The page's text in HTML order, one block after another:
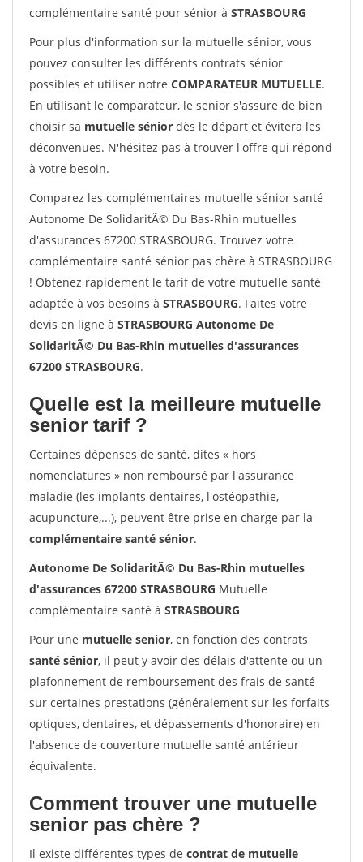
complémentaire santé pour sénior à STRASBOURG
Pour plus d'information sur la mutuelle sénior, vous
pouvez consulter les différents contrats sénior
possibles et utiliser notre COMPARATEUR MUTUELLE.
En utilisant le comparateur, le senior s'assure de bien
choisir sa mutuelle sénior dès le départ et évitera les
déconvenues. N'hésitez pas à trouver l'offre qui répond
à votre besoin.
Comparez les complémentaires mutuelle sénior santé
Autonome De SolidaritÃ© Du Bas-Rhin mutuelles
d'assurances 67200 STRASBOURG. Trouvez votre
complémentaire santé sénior pas chère à STRASBOURG
! Obtenez rapidement le tarif de votre mutuelle santé
adaptée à vos besoins à STRASBOURG. Faites votre
devis en ligne à STRASBOURG Autonome De
SolidaritÃ© Du Bas-Rhin mutuelles d'assurances
67200 STRASBOURG.
Quelle est la meilleure mutuelle
senior tarif ?
Certaines dépenses de santé, dites « hors
nomenclatures » non remboursé par l'assurance
maladie (les implants dentaires, l'ostéopathie,
acupuncture,...), peuvent être prise en charge par la
complémentaire santé sénior.
Autonome De SolidaritÃ© Du Bas-Rhin mutuelles
d'assurances 67200 STRASBOURG Mutuelle
complémentaire santé à STRASBOURG
Pour une mutuelle senior, en fonction des contrats
santé sénior, il peut y avoir des délais d'attente ou un
plafonnement de remboursement des frais de santé
sur certaines prestations (généralement sur les forfaits
optiques, dentaires, et dépassements d'honoraire) en
l'absence de couverture mutuelle santé antérieur
équivalente.
Comment trouver une mutuelle
senior pas chère ?
Il existe différentes types de contrat de mutuelle